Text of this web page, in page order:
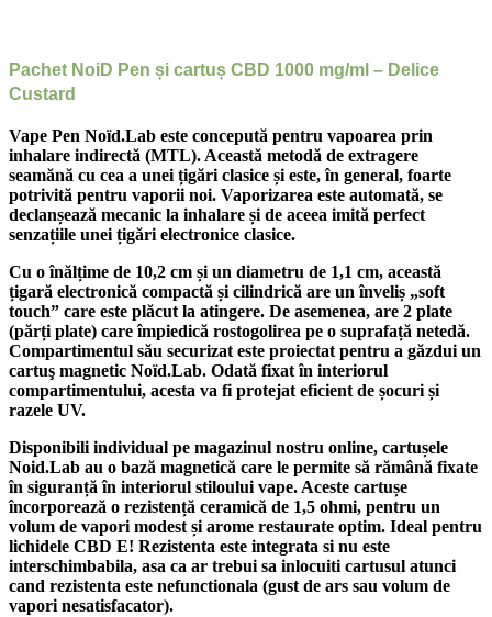
Pachet NoiD Pen și cartuș CBD 1000 mg/ml – Delice
Custard
Vape Pen Noïd.Lab este concepută pentru vapoarea prin
inhalare indirectă (MTL). Această metodă de extragere
seamănă cu cea a unei țigări clasice și este, în general, foarte
potrivită pentru vaporii noi. Vaporizarea este automată, se
declanșează mecanic la inhalare și de aceea imită perfect
senzațiile unei țigări electronice clasice.
Cu o înălțime de 10,2 cm și un diametru de 1,1 cm, această
țigară electronică compactă și cilindrică are un înveliș „soft
touch” care este plăcut la atingere. De asemenea, are 2 plate
(părți plate) care împiedică rostogolirea pe o suprafață netedă.
Compartimentul său securizat este proiectat pentru a găzdui un
cartuş magnetic Noïd.Lab. Odată fixat în interiorul
compartimentului, acesta va fi protejat eficient de șocuri și
razele UV.
Disponibili individual pe magazinul nostru online, cartușele
Noid.Lab au o bază magnetică care le permite să rămână fixate
în siguranță în interiorul stiloului vape. Aceste cartușe
încorporează o rezistență ceramică de 1,5 ohmi, pentru un
volum de vapori modest și arome restaurate optim. Ideal pentru
lichidele CBD E! Rezistenta este integrata si nu este
interschimbabila, asa ca ar trebui sa inlocuiti cartusul atunci
cand rezistenta este nefunctionala (gust de ars sau volum de
vapori nesatisfacator).